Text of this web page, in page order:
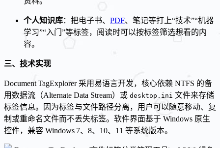
个人知识库：把电子书、 PDF、笔记等打上“技术”“机器
学习”“入门”等标签，阅读时可以按标签筛选想看的内
容。
三、技术实现
Document TagExplorer 采用易语言开发，核心依赖 NTFS 的备
用数据流（Alternate Data Stream）或 desktop.ini 文件来存储
标签信息。因为标签与文件路径分离，用户可以随意移动、复
制或重命名文件而不丢失标签。软件界面基于 Windows 原生
控件，兼容 Windows 7、8、10、11 等系统版本。